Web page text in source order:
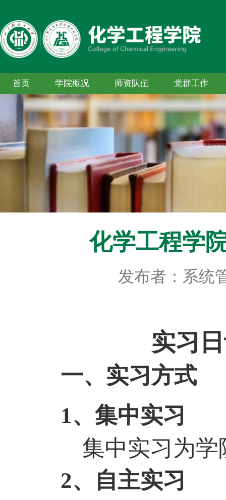
首页 学院概况 师资队伍 党群工作
化学工程学
发布者：系统
实习
一、实习方式
1、集中实习
集中实习为
2、自主实习